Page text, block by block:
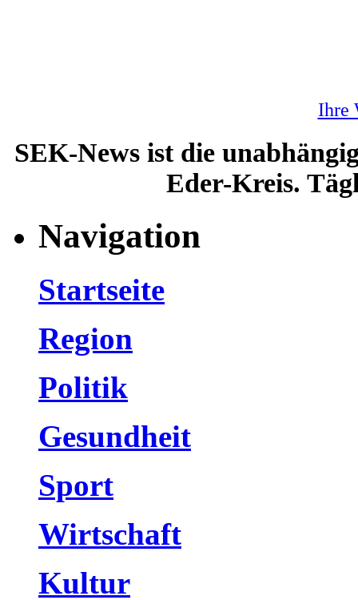
Ihre
SEK-News ist die
Eder-Kreis.
Navigation
Startseite
Region
Politik
Gesundheit
Sport
Wirtschaft
Kultur